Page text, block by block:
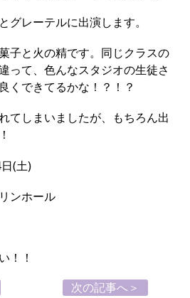
グレーテルに出演します。
子と火の精です。同じクラスの
って、色んなスタジオの生徒さ
くできてるかな！？！？
てしまいましたが、もちろん出
(土)
ンホール
！！
次の記事へ＞